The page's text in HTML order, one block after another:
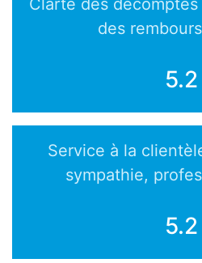
Clarté des
des
5.2
Service à la
sympathie,
5.2